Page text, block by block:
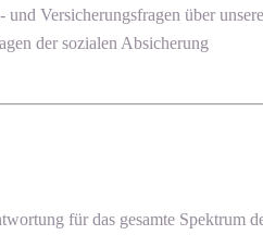
und Versicherungsfragen über
der sozialen Absicherung
für das gesamte Spektrum